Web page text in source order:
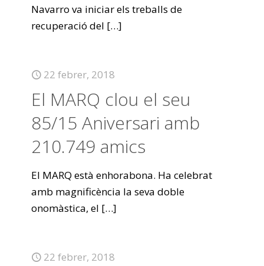
Navarro va iniciar els treballs de
recuperació del […]
22 febrer, 2018
El MARQ clou el seu
85/15 Aniversari amb
210.749 amics
El MARQ està enhorabona. Ha celebrat
amb magnificència la seva doble
onomàstica, el […]
22 febrer, 2018